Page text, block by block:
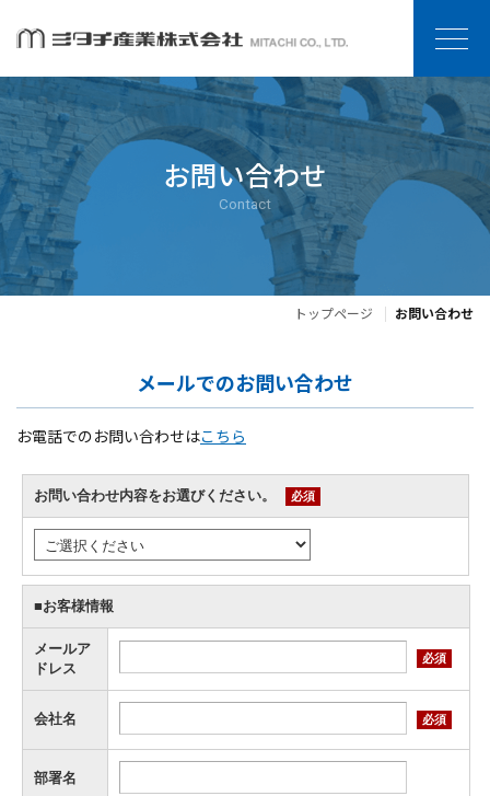
お問い合わせ
Contact
トップページ お問い合わせ
メールでのお問い合わせ
お電話でのお問い合わせはこちら
お問い合わせ内容をお選びください。 必須
■お客様情報
メールア
ドレス
必須
会社名 必須
部署名